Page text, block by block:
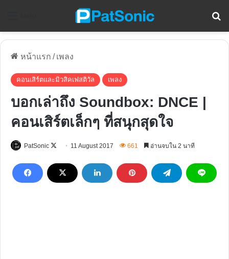
หน้าแรก / เพลง
คอนเสิร์ตและมิวสิคเฟสติวัล เพลง
บอกเล่าถึง Soundbox: DNCE |
คอนเสิร์ตเล็กๆ ที่สนุกสุดใจ
PatSonic
Follow
X
11 August 2017 661 อ่านจบใน 2 นาที